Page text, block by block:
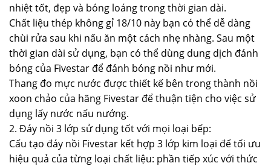
nhiệt tốt, đẹp và bóng loáng trong thời gian dài.
Chất liệu thép không gỉ 18/10 này bạn có thể dễ dàng
chùi rửa sau khi nấu ăn một cách nhẹ nhàng. Sau một
thời gian dài sử dụng, bạn có thể dùng dung dịch đánh
bóng của Fivestar để đánh bóng nồi như mới.
Thang đo mực nước được thiết kế bên trong thành nồi
xoon chảo của hãng Fivestar để thuận tiện cho việc sử
dụng lấy nước nấu nướng.
2. Đáy nồi 3 lớp sử dụng tốt với mọi loại bếp:
Cấu tạo đáy nồi Fivestar kết hợp 3 lớp kim loại để tối ưu
hiệu quả của từng loại chất liệu: phần tiếp xúc với thức